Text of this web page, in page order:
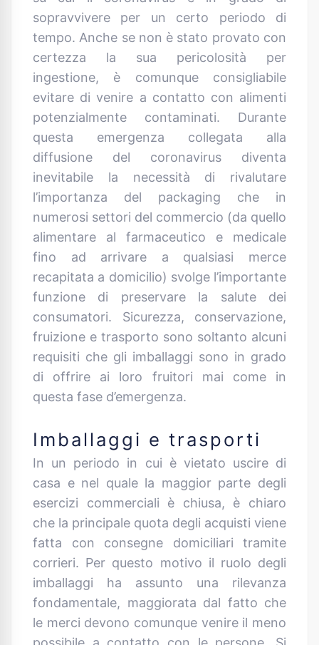
sopravvivere per un certo periodo di
tempo. Anche se non è stato provato con
certezza la sua pericolosità per
ingestione, è comunque consigliabile
evitare di venire a contatto con alimenti
potenzialmente contaminati. Durante
questa emergenza collegata alla
diffusione del coronavirus diventa
inevitabile la necessità di rivalutare
l’importanza del packaging che in
numerosi settori del commercio (da quello
alimentare al farmaceutico e medicale
fino ad arrivare a qualsiasi merce
recapitata a domicilio) svolge l’importante
funzione di preservare la salute dei
consumatori. Sicurezza, conservazione,
fruizione e trasporto sono soltanto alcuni
requisiti che gli imballaggi sono in grado
di offrire ai loro fruitori mai come in
questa fase d’emergenza.
Imballaggi e trasporti
In un periodo in cui è vietato uscire di
casa e nel quale la maggior parte degli
esercizi commerciali è chiusa, è chiaro
che la principale quota degli acquisti viene
fatta con consegne domiciliari tramite
corrieri. Per questo motivo il ruolo degli
imballaggi ha assunto una rilevanza
fondamentale, maggiorata dal fatto che
le merci devono comunque venire il meno